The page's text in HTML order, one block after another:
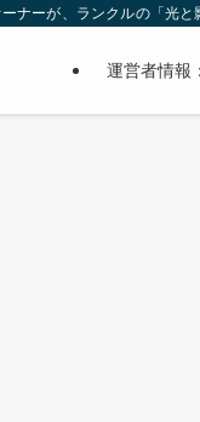
ナーが、ランクルの「光と
運営者情報